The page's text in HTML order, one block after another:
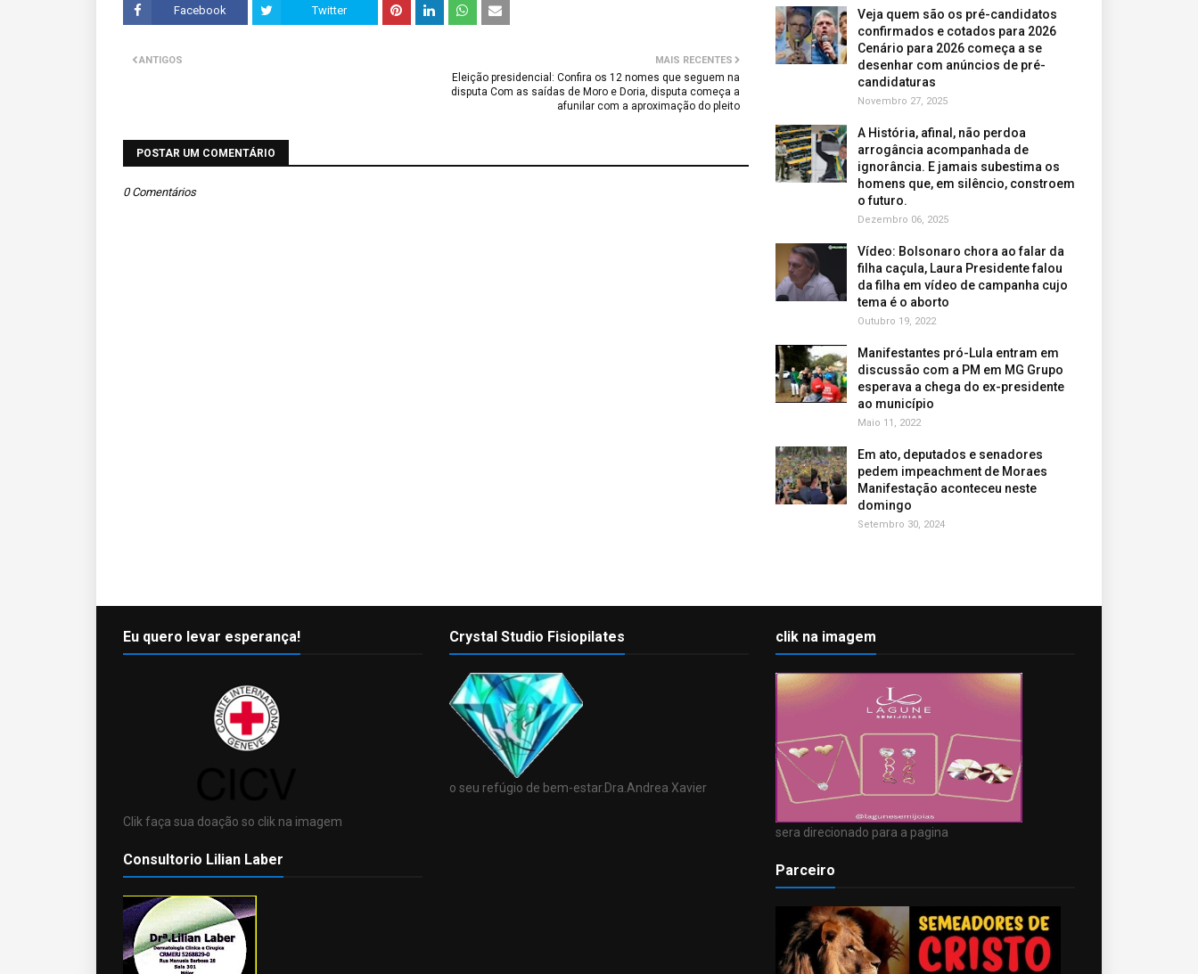
Facebook Twitter
MAIS RECENTES
Eleição presidencial: Confira os 12 nomes que seguem na
disputa Com as saídas de Moro e Doria, disputa começa a
afunilar com a aproximação do pleito
ANTIGOS
POSTAR UM COMENTÁRIO
0 Comentários
Veja quem são os pré-candidatos
confirmados e cotados para 2026
Cenário para 2026 começa a se
desenhar com anúncios de pré-
candidaturas
Novembro 27, 2025
A História, afinal, não perdoa
arrogância acompanhada de
ignorância. E jamais subestima os
homens que, em silêncio, constroem
o futuro.
Dezembro 06, 2025
Vídeo: Bolsonaro chora ao falar da
filha caçula, Laura Presidente falou
da filha em vídeo de campanha cujo
tema é o aborto
Outubro 19, 2022
Manifestantes pró-Lula entram em
discussão com a PM em MG Grupo
esperava a chega do ex-presidente
ao município
Maio 11, 2022
Em ato, deputados e senadores
pedem impeachment de Moraes
Manifestação aconteceu neste
domingo
Setembro 30, 2024
Eu quero levar esperança!
Clik faça sua doação so clik na imagem
Consultorio Lilian Laber
Crystal Studio Fisiopilates
o seu refúgio de bem-estar.Dra.Andrea Xavier
clik na imagem
sera direcionado para a pagina
Parceiro